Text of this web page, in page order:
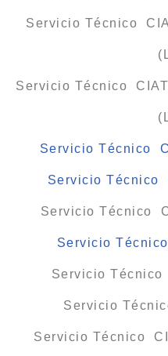
Servicio Técnico
Servicio Técnico
Servicio Técnico
Servicio Técnico
Servicio Técnico
Servicio
Servicio
Servicio
Servicio Técnico